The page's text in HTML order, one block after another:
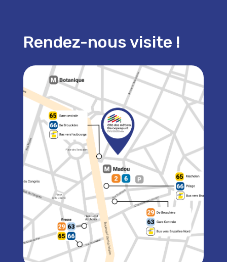
Rendez-nous visite !